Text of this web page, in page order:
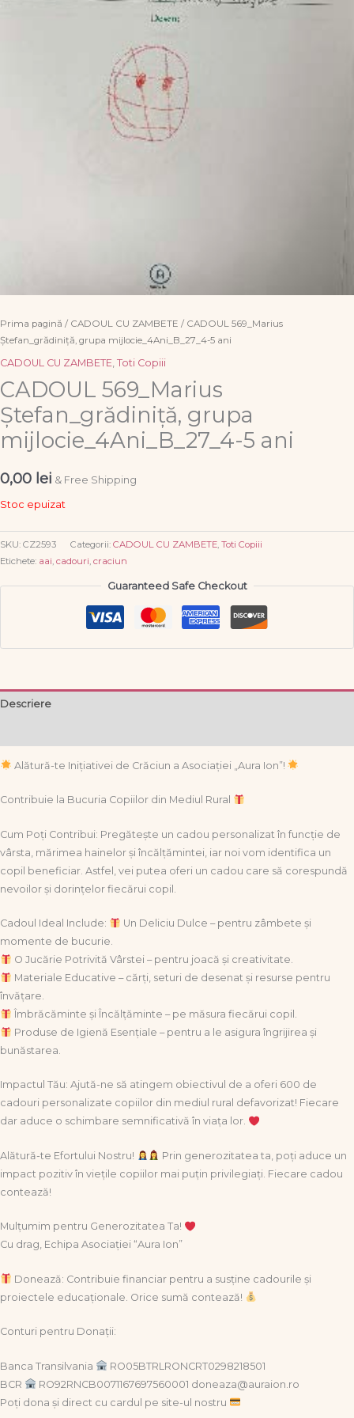
Prima pagină / CADOUL CU ZAMBETE / CADOUL 569_Marius
Ștefan_grădiniță, grupa mijlocie_4Ani_B_27_4-5 ani
CADOUL CU ZAMBETE Toti Copiii
CADOUL 569_Marius
Ștefan_grădiniță, grupa
mijlocie_4Ani_B_27_4-5 ani
0,00 lei & Free Shipping
Stoc epuizat
SKU: CZ2593 Categorii: CADOUL CU ZAMBETE, Toti Copiii
Etichete: aai, cadouri, craciun
Guaranteed Safe Checkout
Descriere
Alătură-te Inițiativei de Crăciun a Asociației „Aura Ion”!
Contribuie la Bucuria Copiilor din Mediul Rural
Cum Poți Contribui: Pregătește un cadou personalizat în funcție de
vârsta, mărimea hainelor și încălțămintei, iar noi vom identifica un
copil beneficiar. Astfel, vei putea oferi un cadou care să corespundă
nevoilor și dorințelor fiecărui copil.
Cadoul Ideal Include:
Un Deliciu Dulce – pentru zâmbete și
momente de bucurie.
O Jucărie Potrivită Vârstei – pentru joacă și creativitate.
Materiale Educative – cărți, seturi de desenat și resurse pentru
învățare.
Îmbrăcăminte și Încălțăminte – pe măsura fiecărui copil.
Produse de Igienă Esențiale – pentru a le asigura îngrijirea și
bunăstarea.
Impactul Tău: Ajută-ne să atingem obiectivul de a oferi 600 de
cadouri personalizate copiilor din mediul rural defavorizat! Fiecare
dar aduce o schimbare semnificativă în viața lor.
Alătură-te Efortului Nostru!
Prin generozitatea ta, poți aduce un
impact pozitiv în viețile copiilor mai puțin privilegiați. Fiecare cadou
contează!
Mulțumim pentru Generozitatea Ta!
Cu drag, Echipa Asociației “Aura Ion”
Donează: Contribuie financiar pentru a susține cadourile și
proiectele educaționale. Orice sumă contează!
Conturi pentru Donații:
Banca Transilvania
RO05BTRLRONCRT0298218501
BCR
RO92RNCB0071167697560001 doneaza@auraion.ro
Poți dona și direct cu cardul pe site-ul nostru